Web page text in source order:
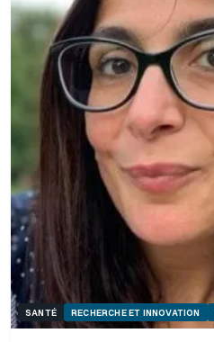
TRI : Récent Ancien
SANTÉ RECHERCHE ET INNOVATION